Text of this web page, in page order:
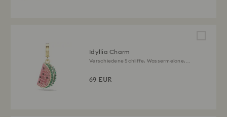
Idyllia Charm
Verschiedene Schliffe, Wassermelone,
69 EUR